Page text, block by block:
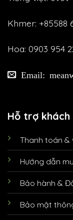
Khmer: +85588
Hoa: 0903 954
Email:
Hỗ trợ khách
Thanh toán &
Hướng dẫn
Bảo hành &
Bảo mật